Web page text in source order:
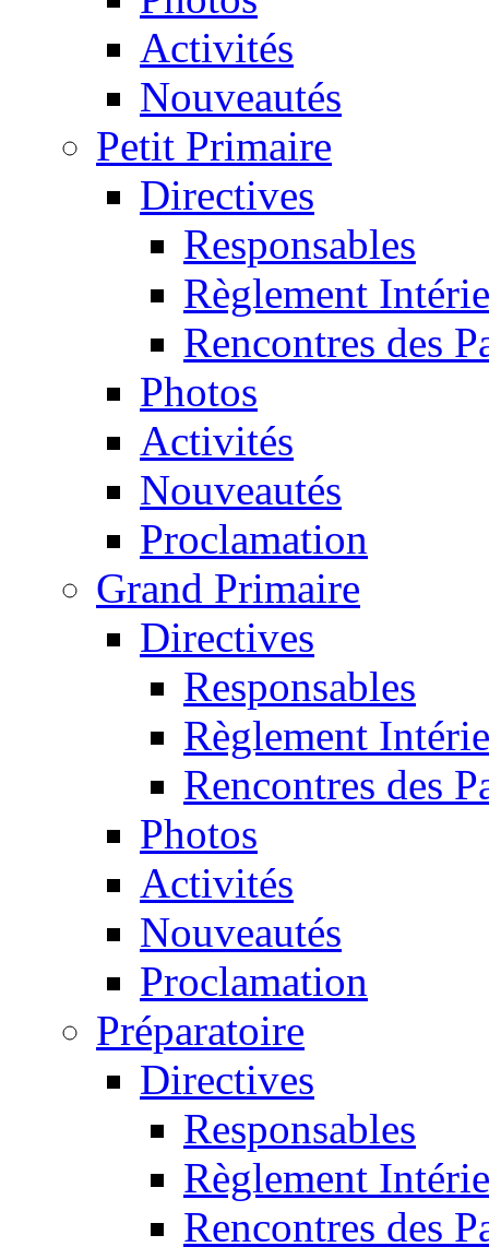
Activités
Nouveautés
Petit Primaire
Directives
Responsables
Règlement
Rencontres des
Photos
Activités
Nouveautés
Proclamation
Grand Primaire
Directives
Responsables
Règlement
Rencontres des
Photos
Activités
Nouveautés
Proclamation
Préparatoire
Directives
Responsables
Règlement
Rencontres des